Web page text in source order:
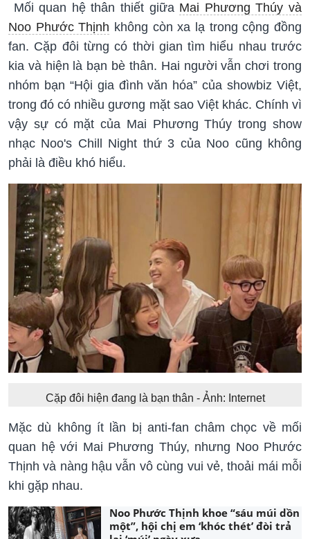
Mối quan hệ thân thiết giữa Mai Phương Thúy và
Noo Phước Thịnh không còn xa lạ trong cộng đồng
fan. Cặp đôi từng có thời gian tìm hiểu nhau trước
kia và hiện là bạn bè thân. Hai người vẫn chơi trong
nhóm bạn “Hội gia đình văn hóa” của showbiz Việt,
trong đó có nhiều gương mặt sao Việt khác. Chính vì
vậy sự có mặt của Mai Phương Thúy trong show
nhạc Noo's Chill Night thứ 3 của Noo cũng không
phải là điều khó hiểu.
Cặp đôi hiện đang là bạn thân - Ảnh: Internet
Mặc dù không ít lần bị anti-fan châm chọc về mối
quan hệ với Mai Phương Thúy, nhưng Noo Phước
Thịnh và nàng hậu vẫn vô cùng vui vẻ, thoải mái mỗi
khi gặp nhau.
Noo Phước Thịnh khoe “sáu múi dồn
một”, hội chị em ‘khóc thét’ đòi trả